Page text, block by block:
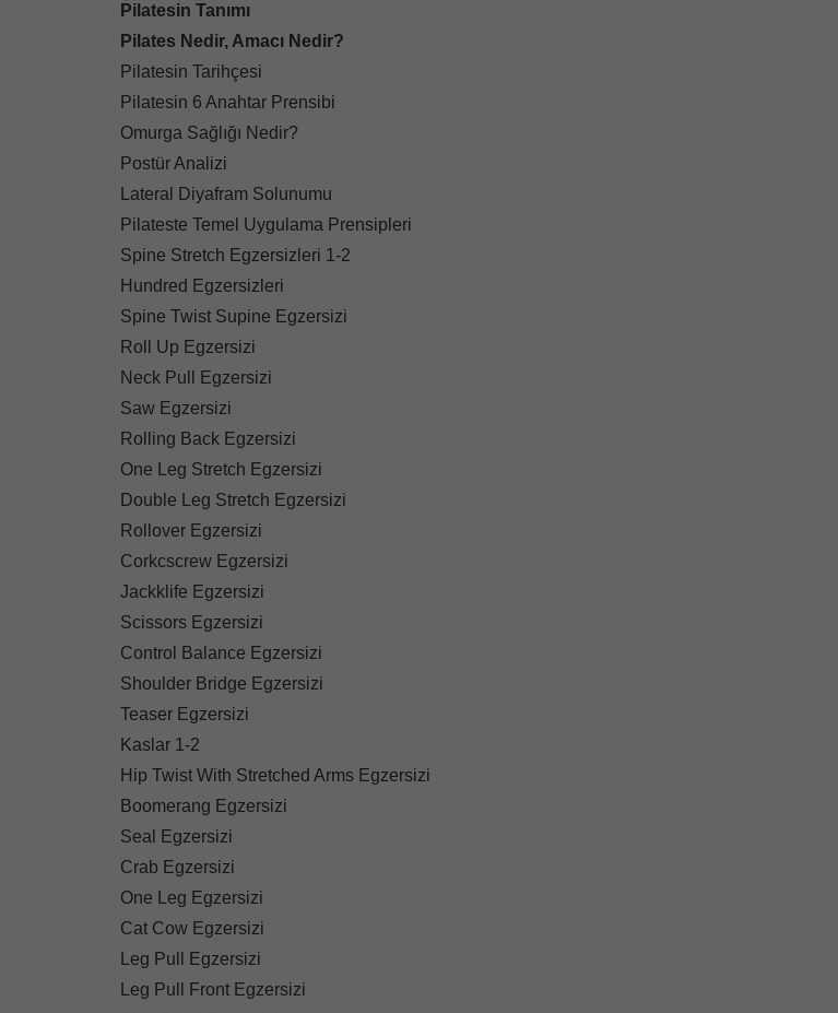
Pilatesin Tanımı
Pilates Nedir, Amacı Nedir?
Pilatesin Tarihçesi
Pilatesin 6 Anahtar Prensibi
Omurga Sağlığı Nedir?
Postür Analizi
Lateral Diyafram Solunumu
Pilateste Temel Uygulama Prensipleri
Spine Stretch Egzersizleri 1-2
Hundred Egzersizleri
Spine Twist Supine Egzersizi
Roll Up Egzersizi
Neck Pull Egzersizi
Saw Egzersizi
Rolling Back Egzersizi
One Leg Stretch Egzersizi
Double Leg Stretch Egzersizi
Rollover Egzersizi
Corkcscrew Egzersizi
Jackklife Egzersizi
Scissors Egzersizi
Control Balance Egzersizi
Shoulder Bridge Egzersizi
Teaser Egzersizi
Kaslar 1-2
Hip Twist With Stretched Arms Egzersizi
Boomerang Egzersizi
Seal Egzersizi
Crab Egzersizi
One Leg Egzersizi
Cat Cow Egzersizi
Leg Pull Egzersizi
Leg Pull Front Egzersizi